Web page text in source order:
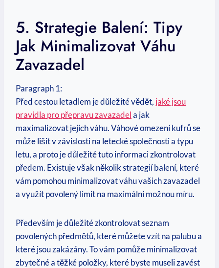
5. Strategie Balení: Tipy
Jak Minimalizovat Váhu
Zavazadel
Paragraph 1:
Před cestou letadlem je důležité vědět, jaké jsou
pravidla pro přepravu zavazadela jak
maximalizovat jejich váhu. Váhové omezení kufrů se
může lišit v závislosti na letecké společnosti a typu
letu, a proto je důležité tuto informaci zkontrolovat
předem. Existuje však několik strategií balení, které
vám pomohou minimalizovat váhu vašich zavazadel
a využít povolený limit na maximální možnou míru.
Především je důležité zkontrolovat seznam
povolených předmětů, které můžete vzít na palubu a
které jsou zakázány. To vám pomůže minimalizovat
zbytečné a těžké položky, které byste museli zavést